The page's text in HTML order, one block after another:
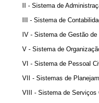
II - Sistema de
III - Sistema de
IV - Sistema de Gestão
V - Sistema de
VI - Sistema de Pessoal
VII - Sistemas de
VIII - Sistema de Serviços